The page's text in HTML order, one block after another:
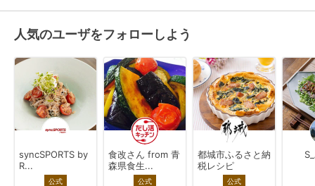
人気のユーザをフォローしよう
syncSPORTS by
R...
公式
食改さん from 青
森県食生...
公式
都城市ふるさと納
税レシピ
公式